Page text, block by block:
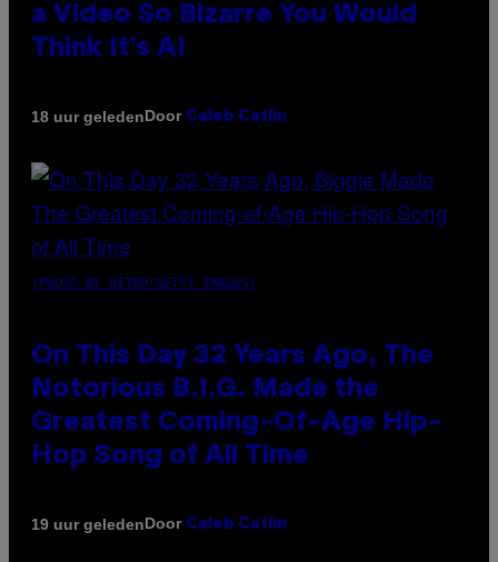
a Video So Bizarre You Would
Think It’s AI
18 uur geledenDoor Caleb Catlin
(PHOTO BY NITRO/GETTY IMAGES)
On This Day 32 Years Ago, The
Notorious B.I.G. Made the
Greatest Coming-Of-Age Hip-
Hop Song of All Time
19 uur geledenDoor Caleb Catlin